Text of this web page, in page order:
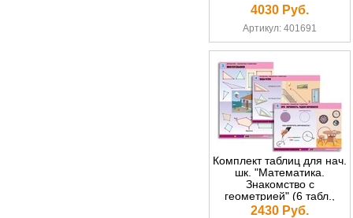
4030 Руб.
Артикул: 401691
Комплект таблиц для нач.
шк. "Математика.
Знакомство с
геометрией" (6 табл.,
формат А1, лам.)
2430 Руб.